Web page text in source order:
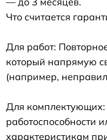
Что считается
Для работ:
который напрямую
(например,
Для комплектующих:
работоспособности
характеристикам